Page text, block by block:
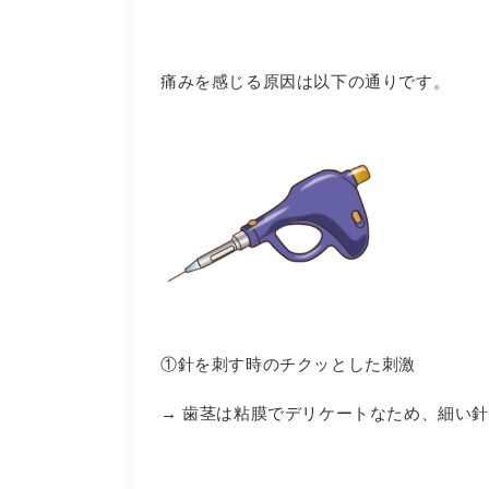
痛みを感じる原因は以下の通りです。
①針を刺す時のチクッとした刺激
→ 歯茎は粘膜でデリケートなため、細い針